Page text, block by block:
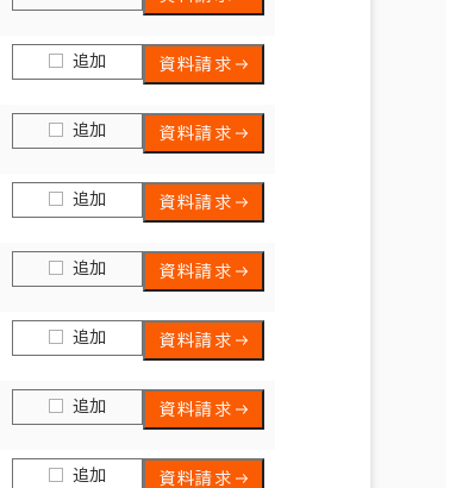
追加 資料請求
追加 資料請求
追加 資料請求
追加 資料請求
追加 資料請求
追加 資料請求
追加 資料請求